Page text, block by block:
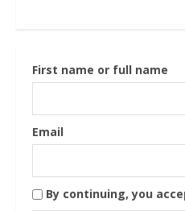
First name or full name
Email
By continuing, you